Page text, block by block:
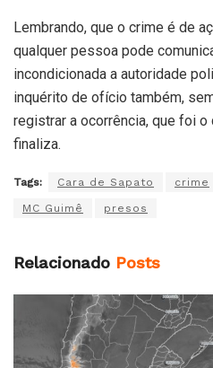
Lembrando, que o crime é de
qualquer pessoa pode
incondicionada a autoridade
inquérito de ofício também,
registrar a ocorrência, que foi o
finaliza.
Tags: Cara de Sapato crime
MC Guimê presos
Relacionado Posts